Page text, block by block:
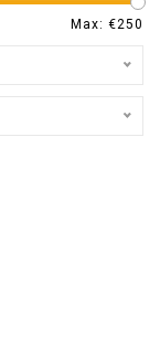
Max: €250